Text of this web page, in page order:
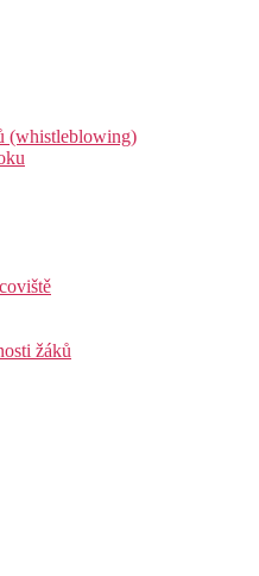
(whistleblowing)
žáků